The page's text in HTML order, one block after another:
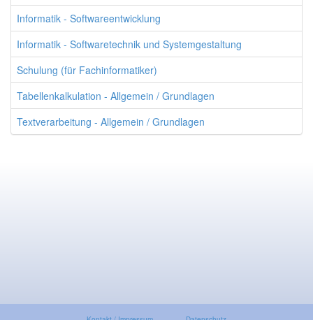
Informatik - Softwareentwicklung
Informatik - Softwaretechnik und Systemgestaltung
Schulung (für Fachinformatiker)
Tabellenkalkulation - Allgemein / Grundlagen
Textverarbeitung - Allgemein / Grundlagen